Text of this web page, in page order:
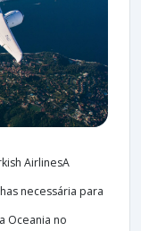
AirlinesA
necessária para
Oceania no